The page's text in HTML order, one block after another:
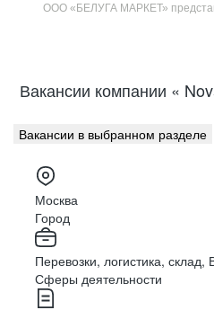
ООО «БЕЛУГА МАРКЕТ»
Вакансии компании «
Вакансии в выбранном разделе
Москва
Город
Перевозки, логистика,
Сферы деятельности